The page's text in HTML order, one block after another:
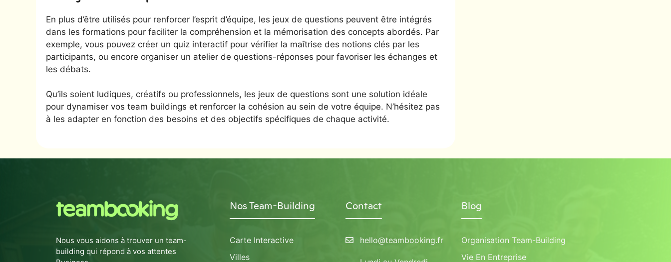
En plus d’être utilisés pour renforcer l’esprit d’équipe, les jeux de questions peuvent être intégrés
dans les formations pour faciliter la compréhension et la mémorisation des concepts abordés. Par
exemple, vous pouvez créer un quiz interactif pour vérifier la maîtrise des notions clés par les
participants, ou encore organiser un atelier de questions-réponses pour favoriser les échanges et
les débats.
Qu’ils soient ludiques, créatifs ou professionnels, les jeux de questions sont une solution idéale
pour dynamiser vos team buildings et renforcer la cohésion au sein de votre équipe. N’hésitez pas
à les adapter en fonction des besoins et des objectifs spécifiques de chaque activité.
Nous vous aidons à trouver un team-
building qui répond à vos attentes
Nos Team-Building
Carte Interactive
Villes
Contact
hello@teambooking.fr
Blog
Organisation Team-Building
Vie En Entreprise